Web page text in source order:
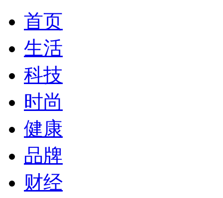
首页
生活
科技
时尚
健康
品牌
财经